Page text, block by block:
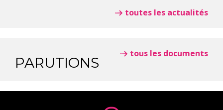
toutes les actualités
PARUTIONS
tous les documents